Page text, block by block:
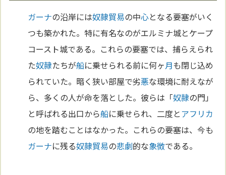
ガーナの沿岸には奴隷貿易の中心となる要塞がいく
つも築かれた。特に有名なのがエルミナ城とケープ
コースト城である。これらの要塞では、捕らえられ
た奴隷たちが船に乗せられる前に何ヶ月も閉じ込め
られていた。暗く狭い部屋で劣悪な環境に耐えなが
ら、多くの人が命を落とした。彼らは「奴隷の門」
と呼ばれる出口から船に乗せられ、二度とアフリカ
の地を踏むことはなかった。これらの要塞は、今も
ガーナに残る奴隷貿易の悲劇的な象徴である。